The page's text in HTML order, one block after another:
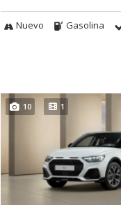
Nuevo Gasolina
10 1